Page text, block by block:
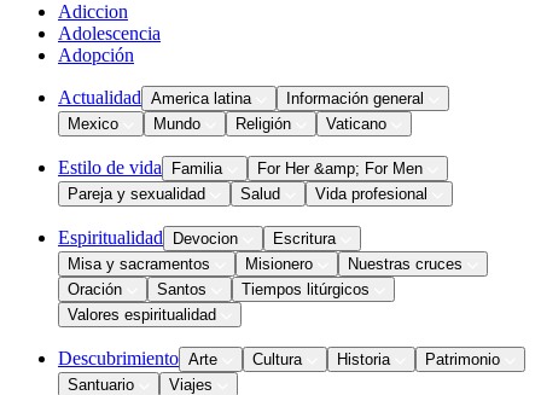
Adiccion
Adolescencia
Adopción
Actualidad America latina
Información general
Mexico
Mundo Religión Vaticano
Estilo de vida Familia
For Her &amp; For Men
Pareja y sexualidad
Salud Vida profesional
Espiritualidad Devocion
Escritura
Misa y sacramentos
Misionero
Nuestras cruces
Oración
Santos
Tiempos litúrgicos
Valores espiritualidad
Descubrimiento Arte Cultura Historia
Patrimonio
Santuario
Viajes